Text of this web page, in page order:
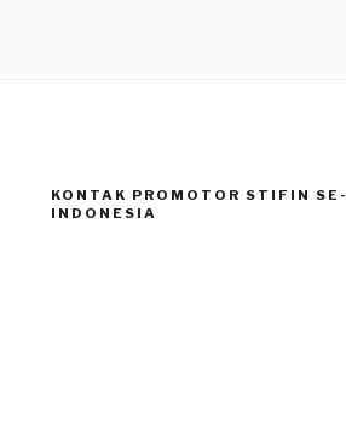
KONTAK PROMOTOR STIFIN SE-
INDONESIA